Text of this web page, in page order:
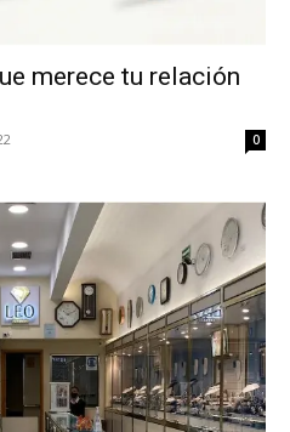
merece tu relación
0